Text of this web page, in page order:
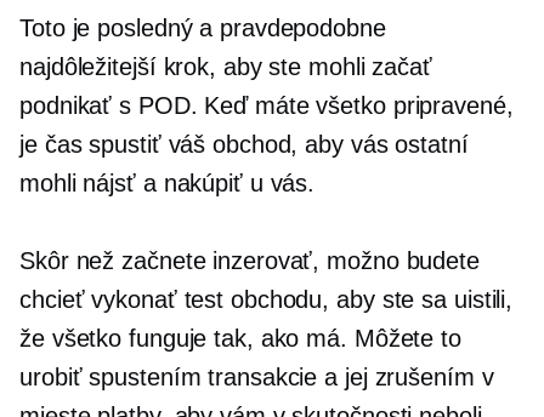
Toto je posledný a pravdepodobne
najdôležitejší krok, aby ste mohli začať
podnikať s POD. Keď máte všetko pripravené,
je čas spustiť váš obchod, aby vás ostatní
mohli nájsť a nakúpiť u vás.
Skôr než začnete inzerovať, možno budete
chcieť vykonať test obchodu, aby ste sa uistili,
že všetko funguje tak, ako má. Môžete to
urobiť spustením transakcie a jej zrušením v